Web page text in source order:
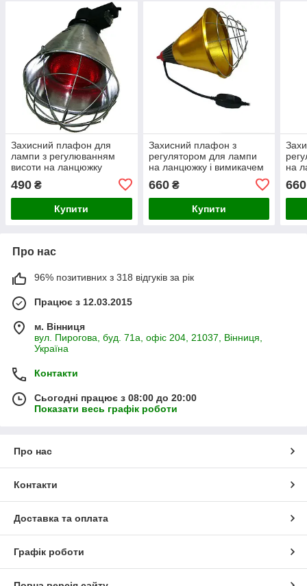
Захисний плафон для
лампи з регулюванням
висоти на ланцюжку
490 ₴
Купити
Захисний плафон з
регулятором для лампи
на ланцюжку і вимикачем
660₴
Купити
на
660
Про нас
96% позитивних з 318 відгуків за рік
Працює з 12.03.2015
м. Вінниця
вул. Пирогова, буд. 71а, офіс 204, 21037, Вінниця,
Україна
Контакти
Сьогодні працює з 08:00 до 20:00
Показати весь графік роботи
Про нас
Контакти
Доставка та оплата
Графік роботи